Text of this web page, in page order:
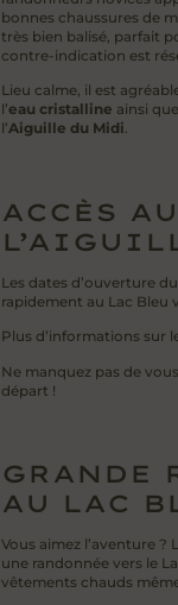
bonnes chaussures de
très bien balisé, parfait
contre-indication est
Lieu calme, il est
l’eau cristalline ainsi
l’Aiguille du Midi.
ACCÈS
Les dates d’ouverture
rapidement au Lac Bleu
Plus d’informations sur
Ne manquez pas de
départ !
GRANDE
AU LAC
Vous aimez l’aventure ?
une randonnée vers le
vêtements chauds